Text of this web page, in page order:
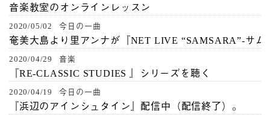
音楽教室のオンラインレッスン
2020/05/02 今日の一曲
奄美大島より里アンナが『NET LIVE “SAMSARA”-サ
2020/04/29 音楽
『RE-CLASSIC STUDIES 』シリーズを聴く
2020/04/19 今日の一曲
『浜辺のアインシュタイン』配信中（配信終了）。